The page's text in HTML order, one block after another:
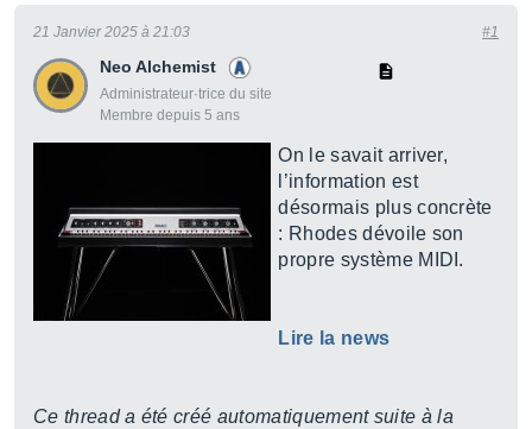
Neo Alchemist
Administrateur·trice du site
Membre depuis 5 ans
21 Janvier 2025 à 21:03 #1
On le savait arriver,
l’information est
désormais plus concrète
: Rhodes dévoile son
propre système MIDI.
Lire la news
Ce thread a été créé automatiquement suite à la